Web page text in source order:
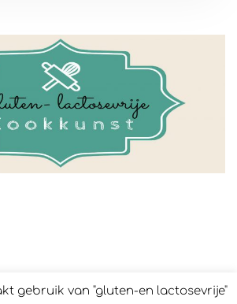
gebruik van "gluten-en lactosevrije"